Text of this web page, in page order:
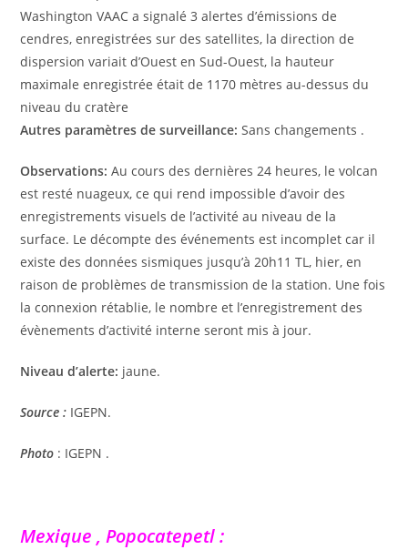
Washington VAAC a signalé 3 alertes d’émissions de
cendres, enregistrées sur des satellites, la direction de
dispersion variait d’Ouest en Sud-Ouest, la hauteur
maximale enregistrée était de 1170 mètres au-dessus du
niveau du cratère
Autres paramètres de surveillance: Sans changements .
Observations: Au cours des dernières 24 heures, le volcan
est resté nuageux, ce qui rend impossible d’avoir des
enregistrements visuels de l’activité au niveau de la
surface. Le décompte des événements est incomplet car il
existe des données sismiques jusqu’à 20h11 TL, hier, en
raison de problèmes de transmission de la station. Une fois
la connexion rétablie, le nombre et l’enregistrement des
évènements d’activité interne seront mis à jour.
Niveau d’alerte: jaune.
Source : IGEPN.
Photo : IGEPN .
Mexique , Popocatepetl :